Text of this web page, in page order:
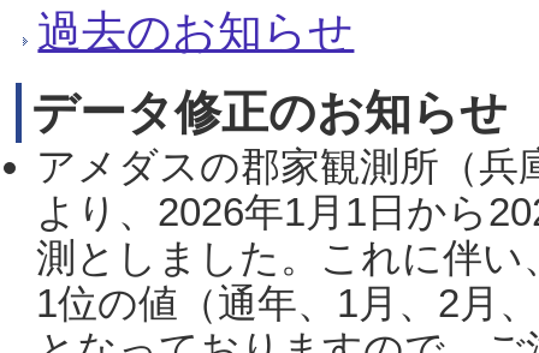
過去のお知らせ
データ修正のお知らせ
アメダスの郡家観測所（
より、2026年1月1日から
測としました。これに伴い
1位の値（通年、1月、2月